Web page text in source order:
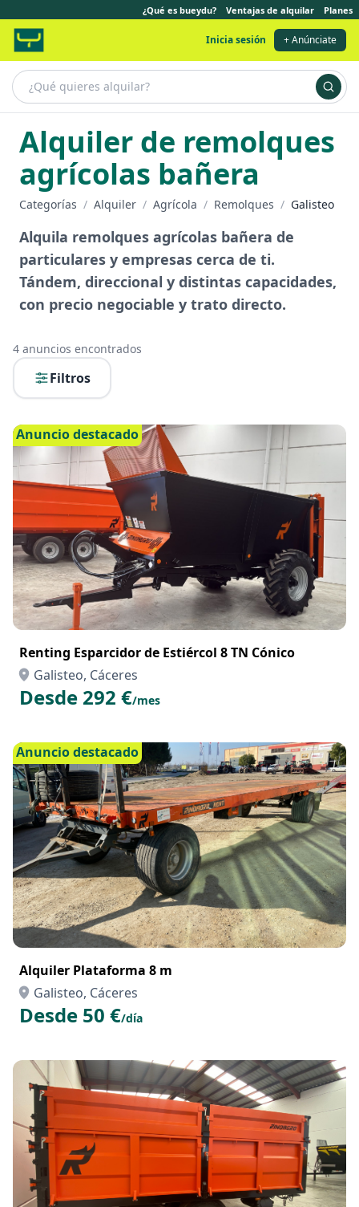
¿Qué es bueydu? Ventajas de alquilar Planes
Inicia sesión + Anúnciate
Alquiler de remolques
agrícolas bañera
Categorías / Alquiler / Agrícola / Remolques / Galisteo
Alquila remolques agrícolas bañera de
particulares y empresas cerca de ti.
Tándem, direccional y distintas capacidades,
con precio negociable y trato directo.
4 anuncios encontrados
Filtros
Anuncio destacado
Renting Esparcidor de Estiércol 8 TN Cónico
Galisteo, Cáceres
Desde 292 €/mes
Anuncio destacado
Alquiler Plataforma 8 m
Galisteo, Cáceres
Desde 50 €/día